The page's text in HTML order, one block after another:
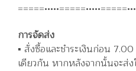
การจัดส่ง
▪️ สั่งซื้อและชำระเงินก่อน
เดียวกัน หากหลังจากนั้นจะส่